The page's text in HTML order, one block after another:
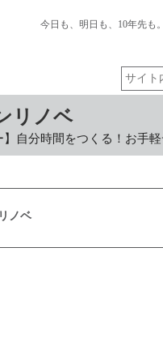
今日も、明日も、10年先も
検
索
リノベ
】自分時間をつくる！お手
ノベ